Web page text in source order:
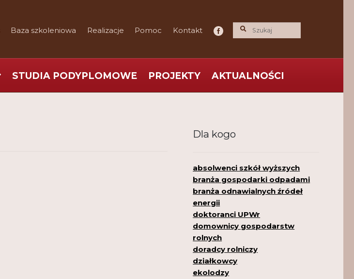
Baza szkoleniowa Realizacje Pomoc Kontakt
STUDIA PODYPLOMOWE PROJEKTY AKTUALNOŚCI
Dla kogo
absolwenci szkół wyższych
branża gospodarki odpadami
branża odnawialnych źródeł
energii
doktoranci UPWr
domownicy gospodarstw
rolnych
doradcy rolniczy
działkowcy
ekolodzy